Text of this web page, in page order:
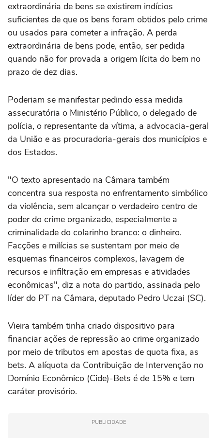
extraordinária de bens se existirem indícios
suficientes de que os bens foram obtidos pelo crime
ou usados para cometer a infração. A perda
extraordinária de bens pode, então, ser pedida
quando não for provada a origem lícita do bem no
prazo de dez dias.
Poderiam se manifestar pedindo essa medida
assecuratória o Ministério Público, o delegado de
polícia, o representante da vítima, a advocacia-geral
da União e as procuradoria-gerais dos municípios e
dos Estados.
"O texto apresentado na Câmara também
concentra sua resposta no enfrentamento simbólico
da violência, sem alcançar o verdadeiro centro de
poder do crime organizado, especialmente a
criminalidade do colarinho branco: o dinheiro.
Facções e milícias se sustentam por meio de
esquemas financeiros complexos, lavagem de
recursos e infiltração em empresas e atividades
econômicas", diz a nota do partido, assinada pelo
líder do PT na Câmara, deputado Pedro Uczai (SC).
Vieira também tinha criado dispositivo para
financiar ações de repressão ao crime organizado
por meio de tributos em apostas de quota fixa, as
bets. A alíquota da Contribuição de Intervenção no
Domínio Econômico (Cide)-Bets é de 15% e tem
caráter provisório.
PUBLICIDADE